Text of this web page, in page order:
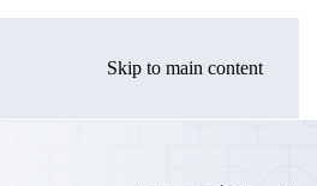
Skip to main content